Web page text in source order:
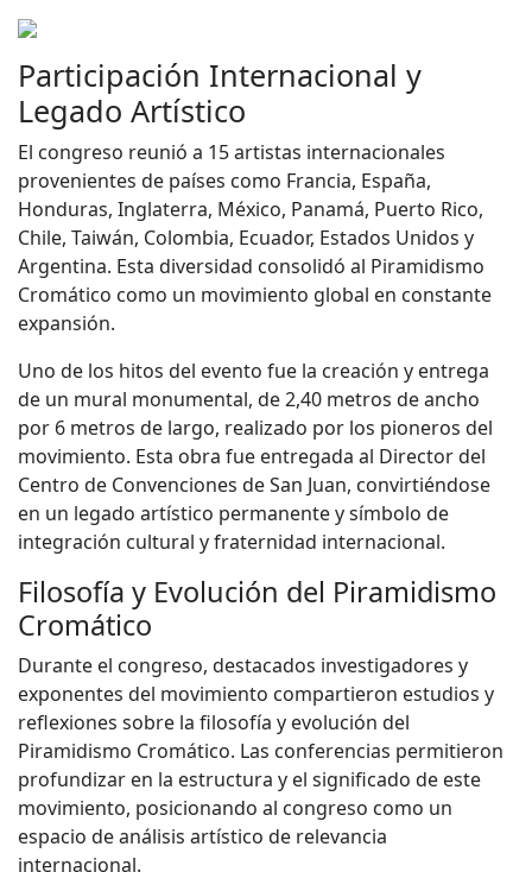
Participación Internacional y
Legado Artístico
El congreso reunió a 15 artistas internacionales
provenientes de países como Francia, España,
Honduras, Inglaterra, México, Panamá, Puerto Rico,
Chile, Taiwán, Colombia, Ecuador, Estados Unidos y
Argentina. Esta diversidad consolidó al Piramidismo
Cromático como un movimiento global en constante
expansión.
Uno de los hitos del evento fue la creación y entrega
de un mural monumental, de 2,40 metros de ancho
por 6 metros de largo, realizado por los pioneros del
movimiento. Esta obra fue entregada al Director del
Centro de Convenciones de San Juan, convirtiéndose
en un legado artístico permanente y símbolo de
integración cultural y fraternidad internacional.
Filosofía y Evolución del Piramidismo
Cromático
Durante el congreso, destacados investigadores y
exponentes del movimiento compartieron estudios y
reflexiones sobre la filosofía y evolución del
Piramidismo Cromático. Las conferencias permitieron
profundizar en la estructura y el significado de este
movimiento, posicionando al congreso como un
espacio de análisis artístico de relevancia
internacional.